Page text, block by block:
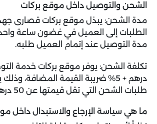
الشحن والتوصيل داخل موقع بركات
مدة الشحن: يبذل موقع بركات قصارى
الطلبات إلى العميل في غضون ساعة
مدة التوصيل عند إتمام العميل طلبه.
درهم + 5% ضريبة القيمة المضافة،
طلبات الشحن التي تقل قيمتها عن 50 درهم إماراتي.
ما هي سياسة الإرجاع والاستبدال داخل